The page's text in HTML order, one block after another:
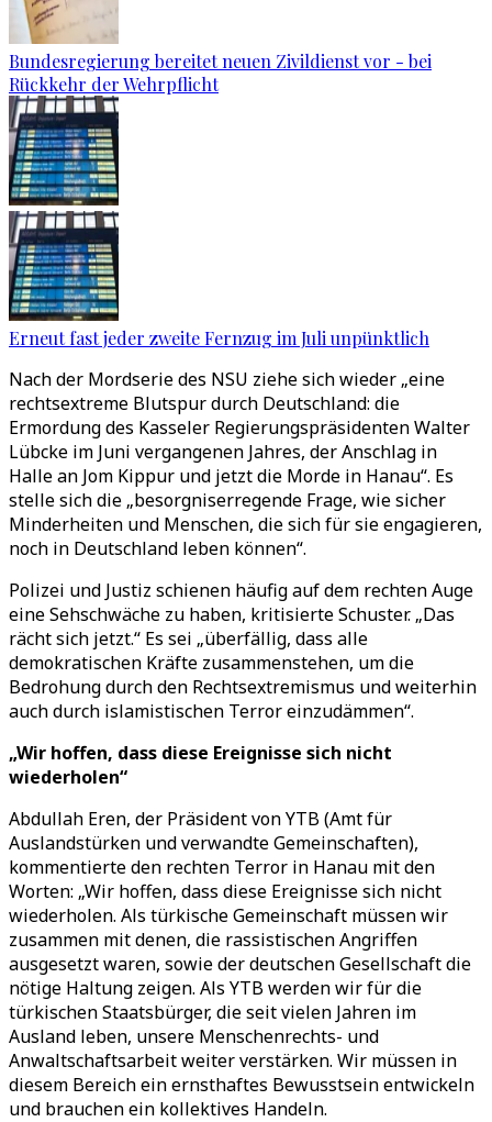
Bundesregierung bereitet neuen Zivildienst vor - bei
Rückkehr der Wehrpflicht
Erneut fast jeder zweite Fernzug im Juli unpünktlich
Nach der Mordserie des NSU ziehe sich wieder „eine
rechtsextreme Blutspur durch Deutschland: die
Ermordung des Kasseler Regierungspräsidenten Walter
Lübcke im Juni vergangenen Jahres, der Anschlag in
Halle an Jom Kippur und jetzt die Morde in Hanau“. Es
stelle sich die „besorgniserregende Frage, wie sicher
Minderheiten und Menschen, die sich für sie engagieren,
noch in Deutschland leben können“.
Polizei und Justiz schienen häufig auf dem rechten Auge
eine Sehschwäche zu haben, kritisierte Schuster. „Das
rächt sich jetzt.“ Es sei „überfällig, dass alle
demokratischen Kräfte zusammenstehen, um die
Bedrohung durch den Rechtsextremismus und weiterhin
auch durch islamistischen Terror einzudämmen“.
„Wir hoffen, dass diese Ereignisse sich nicht
wiederholen“
Abdullah Eren, der Präsident von YTB (Amt für
Auslandstürken und verwandte Gemeinschaften),
kommentierte den rechten Terror in Hanau mit den
Worten: „Wir hoffen, dass diese Ereignisse sich nicht
wiederholen. Als türkische Gemeinschaft müssen wir
zusammen mit denen, die rassistischen Angriffen
ausgesetzt waren, sowie der deutschen Gesellschaft die
nötige Haltung zeigen. Als YTB werden wir für die
türkischen Staatsbürger, die seit vielen Jahren im
Ausland leben, unsere Menschenrechts- und
Anwaltschaftsarbeit weiter verstärken. Wir müssen in
diesem Bereich ein ernsthaftes Bewusstsein entwickeln
und brauchen ein kollektives Handeln.